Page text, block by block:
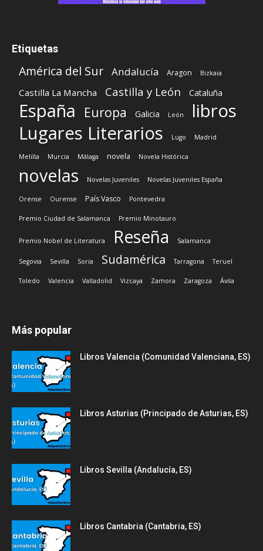
Etiquetas
América del Sur Andalucía Aragon Bizkaia
Castilla La Mancha Castilla y León Cataluña
España Europa Galicia León
libros
Lugares Literarios
Lugo Madrid
Melilla Murcia Málaga novela Novela Histórica
novelas Novelas Juveniles Novelas Juveniles España
Orense Ourense País Vasco Pontevedra
Premio Ciudad de Salamanca Premio Minotauro
Premio Nobel de Literatura Reseña Salamanca
Segovia Sevilla Soria Sudamérica Tarragona Teruel
Toledo Valencia Valladolid Vizcaya Zamora Zaragoza Ávila
Más popular
Libros Valencia (Comunidad Valenciana, ES)
Libros Asturias (Principado de Asturias, ES)
Libros Sevilla (Andalucía, ES)
Libros Cantabria (Cantabria, ES)